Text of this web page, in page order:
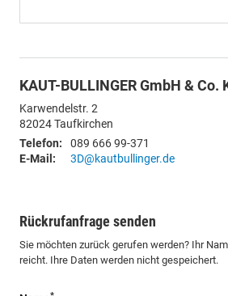
KAUT-BULLINGER GmbH & Co.
Karwendelstr. 2
82024Taufkirchen
Telefon:
089 666 99-371
E-Mail:
3D@kautbullinger.de
Rückrufanfrage senden
Sie möchten zurück gerufen werden? Ihr
reicht. Ihre Daten werden nicht gespeichert.